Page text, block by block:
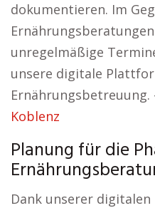
dokumentieren. Im
unregelmäßige
unsere digitale
Ernährungsbetreuung.
Koblenz
Planung für die
Dank unserer